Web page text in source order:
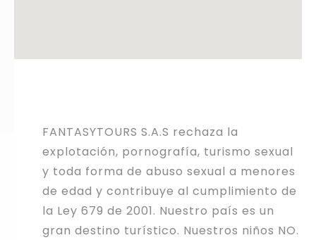
FANTASYTOURS S.A.S rechaza la
explotación, pornografía, turismo sexual
y toda forma de abuso sexual a menores
de edad y contribuye al cumplimiento de
la Ley 679 de 2001. Nuestro país es un
gran destino turístico. Nuestros niños NO.